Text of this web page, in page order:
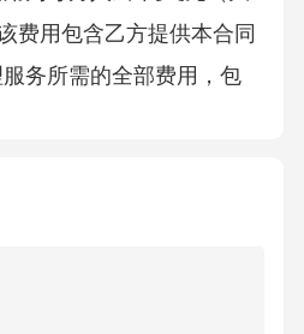
费用包含乙方提供本合同
务所需的全部费用，包
或超出本合同约定服务
月物业管理服务费用支付